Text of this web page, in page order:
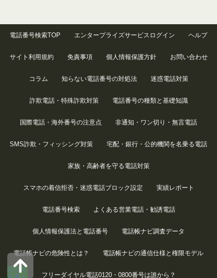
口コミ
電話番号検索TOP エンタープライズサービスログイン ヘルプ
サイト利用規約 免責事項 個人情報保護方針 お問い合わせ
コラム 知らない電話番号の対処法 迷惑電話対策
詐欺電話・特殊詐欺対策 電話番号の種類と基礎知識
国際電話・海外番号の注意点 非通知・ワン切り・無言電話
SMS詐欺・フィッシング対策 宅配・銀行・公的機関を名乗る電話
家族・高齢者を守る電話対策
スマホの着信拒否・迷惑電話ブロック設定 実績レポート
電話番号検索 よくある営業電話・勧誘電話
個人情報保護法と電話番号 電話帳ナビ調査データ
電話帳ナビの危険性とは？ 電話帳ナビの通信仕様と権限モデル
フリーダイヤル電話0120・0800番号は誰から？